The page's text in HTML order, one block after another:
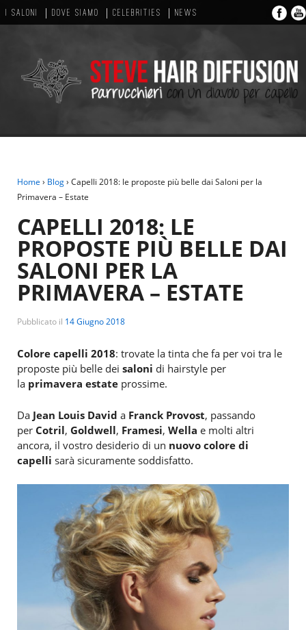
I SALONI DOVE SIAMO CELEBRITIES NEWS
Home › Blog› Capelli 2018: le proposte più belle dai Saloni per la
Primavera – Estate
CAPELLI 2018: LE
PROPOSTE PIÙ BELLE DAI
SALONI PER LA
PRIMAVERA – ESTATE
Pubblicato il 14 Giugno 2018
Colore capelli 2018: trovate la tinta che fa per voi tra le
proposte più belle dei saloni di hairstyle per
la primavera estate prossime.
Da Jean Louis David a Franck Provost, passando
per Cotril, Goldwell, Framesi, Wella e molti altri
ancora, il vostro desiderio di un nuovo colore di
capelli sarà sicuramente soddisfatto.